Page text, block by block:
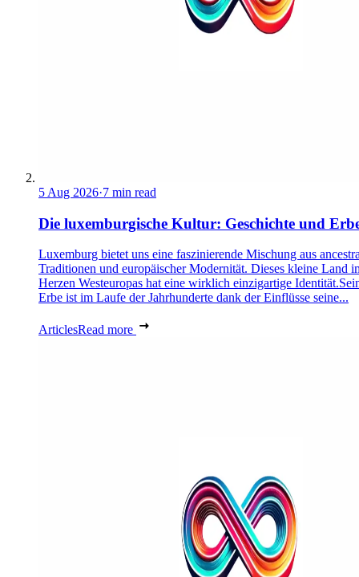
5 Aug 2026·7 min read
Die luxemburgische Kultur: Geschichte und
Luxemburg bietet uns eine faszinierende Mischung aus
Traditionen und europäischer Modernität. Dieses kleine Land
Herzen Westeuropas hat eine wirklich einzigartige
Erbe ist im Laufe der Jahrhunderte dank der Einflüsse seine...
ArticlesRead more